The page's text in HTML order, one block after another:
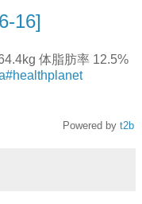
16]
体脂肪率 12.5%
#healthplanet
Powered by t2b